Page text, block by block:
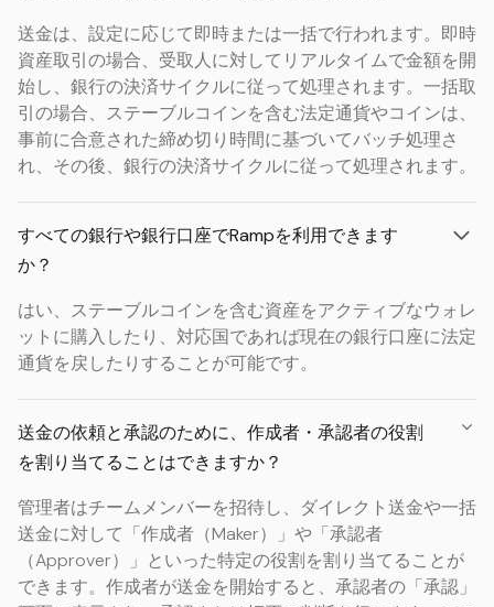
送金は、設定に応じて即時または一括で行われます。即時
資産取引の場合、受取人に対してリアルタイムで金額を開
始し、銀行の決済サイクルに従って処理されます。一括取
引の場合、ステーブルコインを含む法定通貨やコインは、
事前に合意された締め切り時間に基づいてバッチ処理さ
れ、その後、銀行の決済サイクルに従って処理されます。
すべての銀行や銀行口座でRampを利用できます
か？
はい、ステーブルコインを含む資産をアクティブなウォレ
ットに購入したり、対応国であれば現在の銀行口座に法定
通貨を戻したりすることが可能です。
送金の依頼と承認のために、作成者・承認者の役割
を割り当てることはできますか？
管理者はチームメンバーを招待し、ダイレクト送金や一括
送金に対して「作成者（Maker）」や「承認者
（Approver）」といった特定の役割を割り当てることが
できます。作成者が送金を開始すると、承認者の「承認」